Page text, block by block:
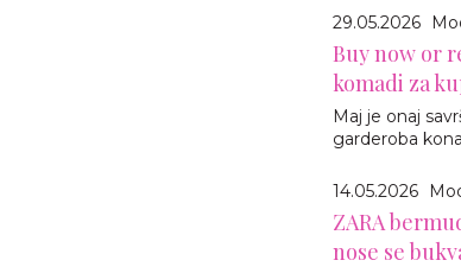
29.05.2026
Buy now or
komadi za
Maj je onaj
garderoba
14.05.2026
ZARA
nose se